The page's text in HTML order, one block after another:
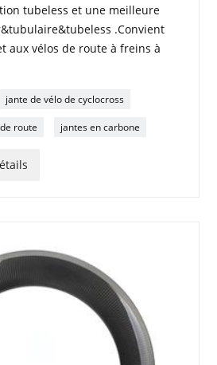
tubeless et une meilleure
.Convient
aux vélos de route à freins à
jante de vélo de cyclocross
route jantes en carbone